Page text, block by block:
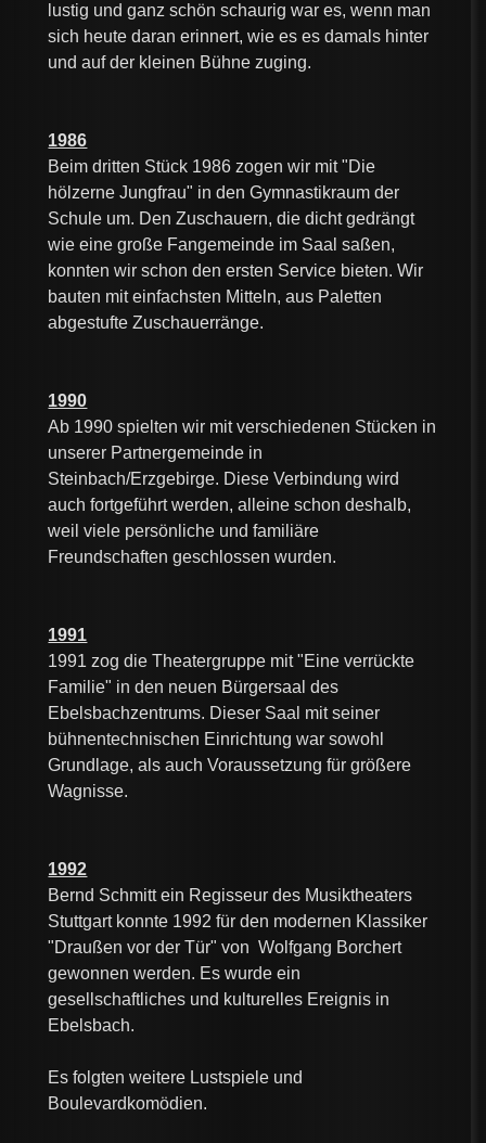
lustig und ganz schön schaurig war es, wenn man
sich heute daran erinnert, wie es es damals hinter
und auf der kleinen Bühne zuging.
1986
Beim dritten Stück 1986 zogen wir mit "Die
hölzerne Jungfrau" in den Gymnastikraum der
Schule um. Den Zuschauern, die dicht gedrängt
wie eine große Fangemeinde im Saal saßen,
konnten wir schon den ersten Service bieten. Wir
bauten mit einfachsten Mitteln, aus Paletten
abgestufte Zuschauerränge.
1990
Ab 1990 spielten wir mit verschiedenen Stücken in
unserer Partnergemeinde in
Steinbach/Erzgebirge. Diese Verbindung wird
auch fortgeführt werden, alleine schon deshalb,
weil viele persönliche und familiäre
Freundschaften geschlossen wurden.
1991
1991 zog die Theatergruppe mit "Eine verrückte
Familie" in den neuen Bürgersaal des
Ebelsbachzentrums. Dieser Saal mit seiner
bühnentechnischen Einrichtung war sowohl
Grundlage, als auch Voraussetzung für größere
Wagnisse.
1992
Bernd Schmitt ein Regisseur des Musiktheaters
Stuttgart konnte 1992 für den modernen Klassiker
"Draußen vor der Tür" von Wolfgang Borchert
gewonnen werden. Es wurde ein
gesellschaftliches und kulturelles Ereignis in
Ebelsbach.
Es folgten weitere Lustspiele und
Boulevardkomödien.